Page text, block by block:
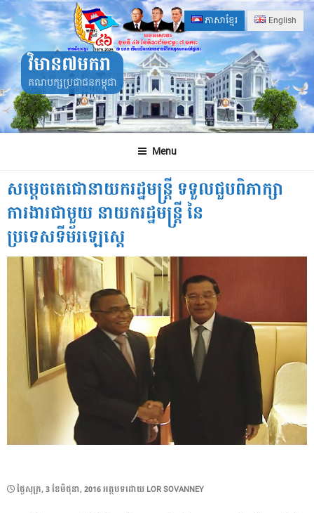
Skip
to
content
ភាសាខ្មែរ English
វិមាន៧មករា
គណបក្សប្រជាជនកម្ពុជា
Menu
សម្តេចតេជោនាយករដ្ឋមន្រ្តី ទទួលជួបពិភាក្សា
ការងារជាមួយ នាយករដ្ឋមន្រ្តី នៃ
ប្រទេសទីម័រឡេស្តេ
POSTED
ថ្ងៃ​សុក្រ, 3 ខែ​មិថុនា, 2016អត្ថបទដោយ LOR SOVANNEY